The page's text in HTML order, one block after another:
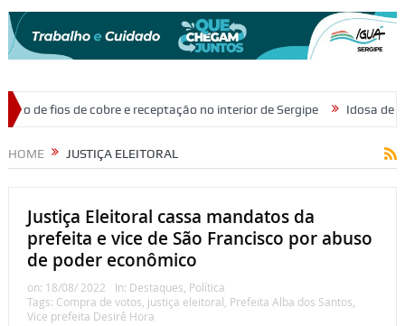
no interior de Sergipe Idosa de 82 anos morre após ser
HOME JUSTIÇA ELEITORAL
Justiça Eleitoral cassa mandatos da
prefeita e vice de São Francisco por abuso
de poder econômico
on: 18/08/ 2022 In: Destaques, Política
Tags: Compra de votos, justiça eleitoral, Prefeita Alba dos Santos,
Vice prefeita Desirê Hora